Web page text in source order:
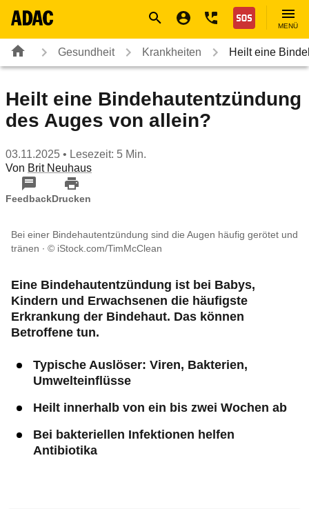
Nothilfe
MENÜ
Gesundheit Krankheiten Heilt eine
Heilt eine Bindehautentzündung
des Auges von allein?
03.11.2025 • Lesezeit: 5 Min.
Von Brit Neuhaus
FeedbackDrucken
Bei einer Bindehautentzündung sind die Augen häufig gerötet und
tränen
© iStock.com/TimMcClean
Eine Bindehautentzündung ist bei Babys,
Kindern und Erwachsenen die häufigste
Erkrankung der Bindehaut. Das können
Betroffene tun.
Typische Auslöser: Viren, Bakterien,
Umwelteinflüsse
Heilt innerhalb von ein bis zwei Wochen ab
Bei bakteriellen Infektionen helfen
Antibiotika